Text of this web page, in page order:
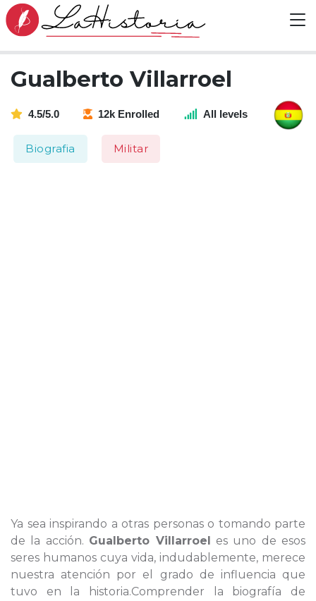
Gualberto Villarroel
4.5/5.0 12k Enrolled All levels
Biografia Militar
Ya sea inspirando a otras personas o tomando parte
de la acción. Gualberto Villarroel es uno de esos
seres humanos cuya vida, indudablemente, merece
nuestra atención por el grado de influencia que
tuvo en la historia.Comprender la biografía de